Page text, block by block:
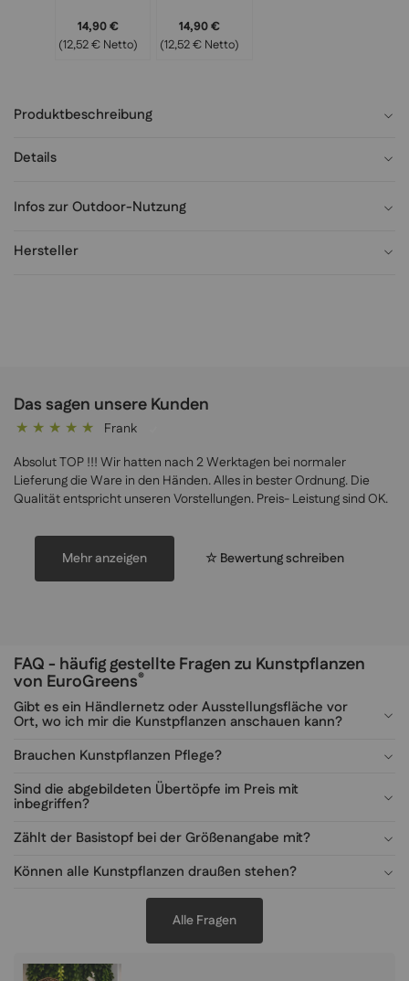
Einsteckstab,
Balkon &
14,90 €
(12,52 € Netto)
Einsteckstab,
Balkon &
14,90 €
(12,52 € Netto)
Produktbeschreibung
Details
Infos zur Outdoor-Nutzung
Hersteller
Das sagen unsere Kunden
Frank
Absolut TOP !!! Wir hatten nach 2 Werktagen bei normaler
Lieferung die Ware in den Händen. Alles in bester Ordnung. Die
Qualität entspricht unseren Vorstellungen. Preis- Leistung sind OK.
Mehr anzeigen ☆ Bewertung schreiben
FAQ - häufig gestellte Fragen zu Kunstpflanzen
von EuroGreens®
Gibt es ein Händlernetz oder Ausstellungsfläche vor
Ort, wo ich mir die Kunstpflanzen anschauen kann?
Brauchen Kunstpflanzen Pflege?
Sind die abgebildeten Übertöpfe im Preis mit
inbegriffen?
Zählt der Basistopf bei der Größenangabe mit?
Können alle Kunstpflanzen draußen stehen?
Alle Fragen